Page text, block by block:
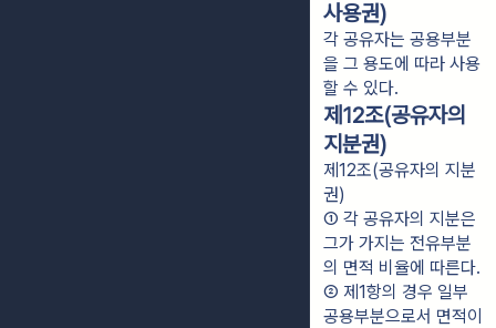
사용권)
각 공유자는 공용부분
을 그 용도에 따라 사용
할 수 있다.
제12조(공유자의
지분권)
제12조(공유자의 지분
권)
① 각 공유자의 지분은
그가 가지는 전유부분
의 면적 비율에 따른다.
② 제1항의 경우 일부
공용부분으로서 면적이